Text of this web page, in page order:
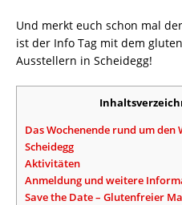
Und merkt euch schon mal
ist der Info Tag mit dem
Ausstellern in Scheidegg!
Das Wochenende rund um den
Scheidegg
Aktivitäten
Anmeldung und weitere
Save the Date – Glutenfreier